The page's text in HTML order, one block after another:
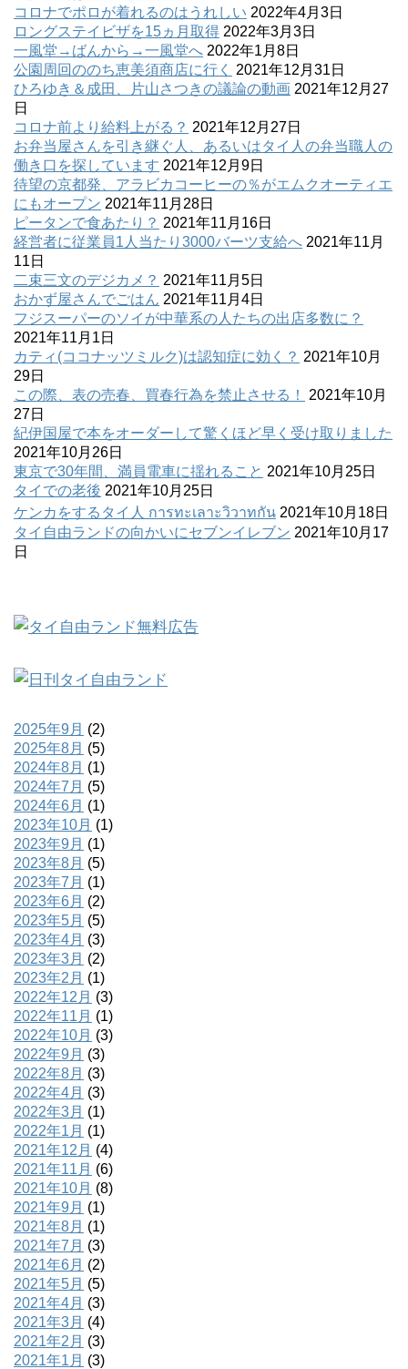
コロナでポロが着れるのはうれしい 2022年4月3日
ロングステイビザを15ヵ月取得 2022年3月3日
一風堂→ばんから→一風堂へ 2022年1月8日
公園周回ののち恵美須商店に行く
2021年12月31日
ひろゆき＆成田、片山さつきの議論の動画 2021年12月27
日
コロナ前より給料上がる？ 2021年12月27日
お弁当屋さんを引き継ぐ人、あるいはタイ人の弁当職人の
働き口を探しています 2021年12月9日
待望の京都発、アラビカコーヒーの％がエムクオーティエ
にもオープン 2021年11月28日
ピータンで食あたり？ 2021年11月16日
経営者に従業員1人当たり3000バーツ支給へ 2021年11月
11日
二束三文のデジカメ？ 2021年11月5日
おかず屋さんでごはん 2021年11月4日
フジスーパーのソイが中華系の人たちの出店多数に？
2021年11月1日
カティ(ココナッツミルク)は認知症に効く？ 2021年10月
29日
この際、表の売春、買春行為を禁止させる！
2021年10月
27日
紀伊国屋で本をオーダーして驚くほど早く受け取りました
2021年10月26日
東京で30年間、満員電車に揺れること 2021年10月25日
タイでの老後 2021年10月25日
ケンカをするタイ人 การทะเลาะวิวาทกัน 2021年10月18日
タイ自由ランドの向かいにセブンイレブン 2021年10月17
日
2025年9月 (2)
2025年8月 (5)
2024年8月 (1)
2024年7月 (5)
2024年6月 (1)
2023年10月 (1)
2023年9月 (1)
2023年8月 (5)
2023年7月 (1)
2023年6月 (2)
2023年5月 (5)
2023年4月 (3)
2023年3月 (2)
2023年2月 (1)
2022年12月 (3)
2022年11月 (1)
2022年10月 (3)
2022年9月 (3)
2022年8月 (3)
2022年4月 (3)
2022年3月 (1)
2022年1月 (1)
2021年12月 (4)
2021年11月 (6)
2021年10月 (8)
2021年9月 (1)
2021年8月 (1)
2021年7月 (3)
2021年6月 (2)
2021年5月 (5)
2021年4月 (3)
2021年3月 (4)
2021年2月 (3)
2021年1月 (3)